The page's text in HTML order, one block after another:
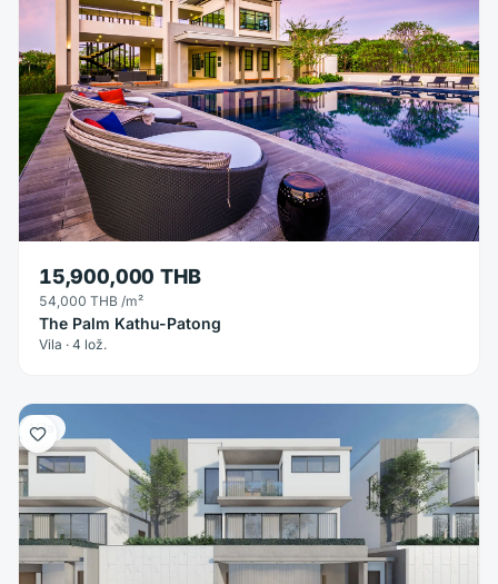
15,900,000 THB
54,000 THB /m²
The Palm Kathu-Patong
Vila · 4 lož.
Vila